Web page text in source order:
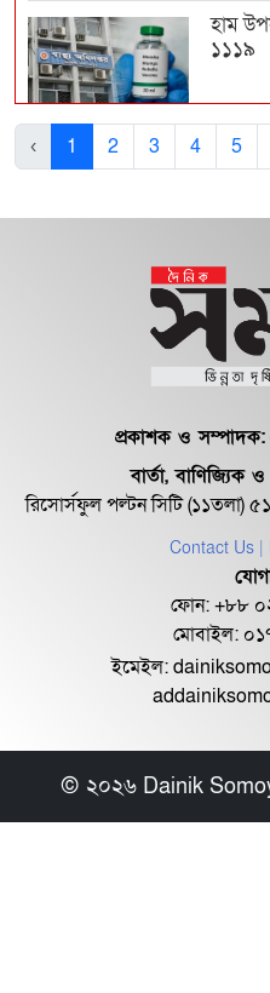
হাম
১১১৯
হাম
১১৪৫
২৪
৯৫
হামের
দেশে
‹ 1 2 3 4 5
প্রকাশক ও সম্পাদক:
বার্তা, বাণিজ্যিক
রিসোর্সফুল পল্টন সিটি (১১তলা)
Contact Us
ফোন: +৮৮
মোবাইল:
ইমেইল:
© ২০২৬ Dainik Somoy